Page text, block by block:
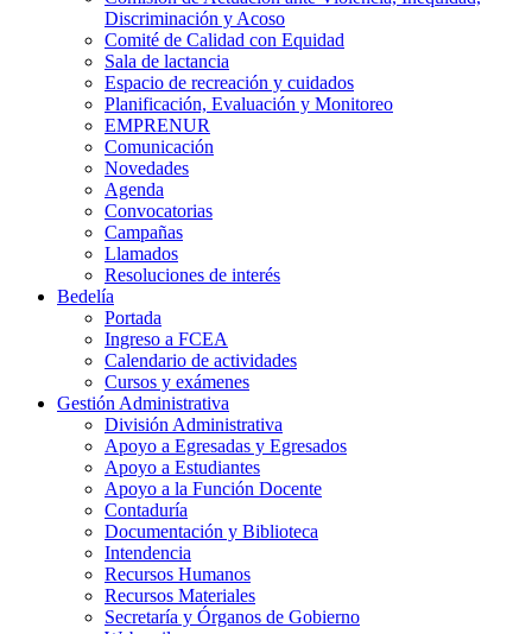
Discriminación y Acoso
Comité de Calidad con Equidad
Sala de lactancia
Espacio de recreación y cuidados
Planificación, Evaluación y Monitoreo
EMPRENUR
Comunicación
Novedades
Agenda
Convocatorias
Campañas
Llamados
Resoluciones de interés
Bedelía
Portada
Ingreso a FCEA
Calendario de actividades
Cursos y exámenes
Gestión Administrativa
División Administrativa
Apoyo a Egresadas y Egresados
Apoyo a Estudiantes
Apoyo a la Función Docente
Contaduría
Documentación y Biblioteca
Intendencia
Recursos Humanos
Recursos Materiales
Secretaría y Órganos de Gobierno